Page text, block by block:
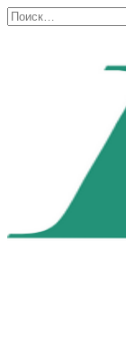
Перейти
к
Search
for: